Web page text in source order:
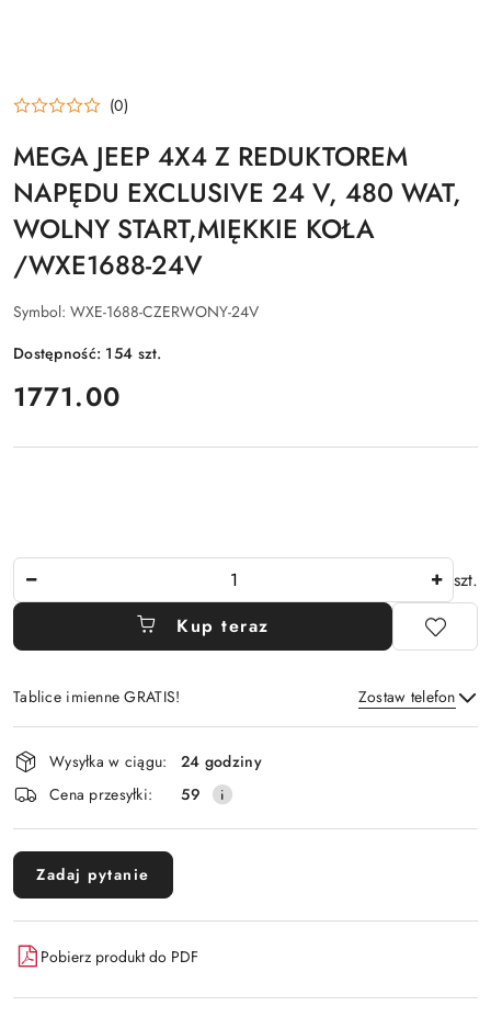
(0)
MEGA JEEP 4X4 Z REDUKTOREM
NAPĘDU EXCLUSIVE 24 V, 480 WAT,
WOLNY START,MIĘKKIE KOŁA
/WXE1688-24V
Symbol: WXE-1688-CZERWONY-24V
Dostępność: 154 szt.
cena:
1771.00
szt.
Kup teraz
Tablice imienne GRATIS! Zostaw telefon
Wyślij
Dostępność
i
dostawa
Wysyłka w ciągu:
24 godziny
Cena przesyłki:
59
Zadaj pytanie
Pobierz produkt do PDF